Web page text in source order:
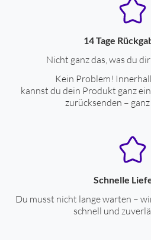
14 Tage
Nicht ganz das, was du
Kein Problem!
kannst du dein Produkt ganz
zurücksenden – ganz
Schnelle
Du musst nicht lange warten –
schnell und